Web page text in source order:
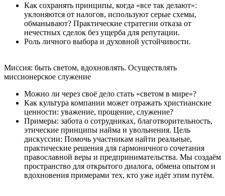
Как сохранять принципы, когда «все так делают»:
уклоняются от налогов, используют серые схемы,
обманывают? Практические стратегии отказа от
нечестных сделок без ущерба для репутации.
Роль личного выбора и духовной устойчивости.
Миссия: быть светом, вдохновлять. Осуществлять
миссионерское служение
Можно ли через своё дело стать «светом в мире»?
Как культура компании может отражать христианские
ценности: уважение, прощение, служение?
Примеры: забота о сотрудниках, благотворительность,
этические принципы найма и увольнения. Цель
дискуссии: Помочь участникам найти реальные,
практические решения для гармоничного сочетания
православной веры и предпринимательства. Мы создаём
пространство для открытого диалога, обмена опытом и
вдохновения примерами тех, кто уже идёт этим путём.